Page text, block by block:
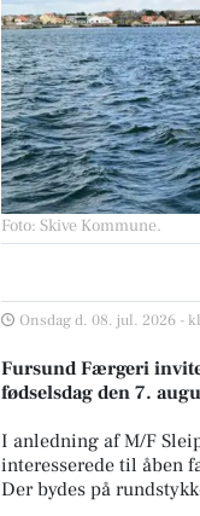
Foto: Skive Kommune.
Onsdag d. 08. jul. 2026 -
Fursund Færgeri
fødselsdag den 7.
I anledning af M/F
interesserede til åben
Der bydes på